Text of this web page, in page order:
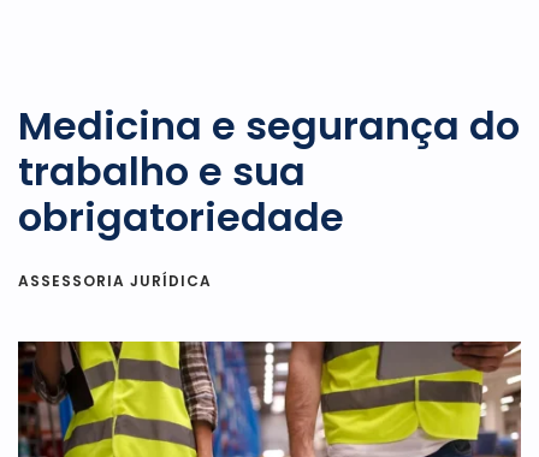
Medicina e segurança do
trabalho e sua
obrigatoriedade
ASSESSORIA JURÍDICA